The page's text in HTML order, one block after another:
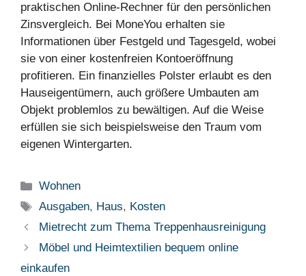
praktischen Online-Rechner für den persönlichen
Zinsvergleich. Bei MoneYou erhalten sie
Informationen über Festgeld und Tagesgeld, wobei
sie von einer kostenfreien Kontoeröffnung
profitieren. Ein finanzielles Polster erlaubt es den
Hauseigentümern, auch größere Umbauten am
Objekt problemlos zu bewältigen. Auf die Weise
erfüllen sie sich beispielsweise den Traum vom
eigenen Wintergarten.
Kategorien
Wohnen
Schlagwörter
Ausgaben, Haus, Kosten
Mietrecht zum Thema Treppenhausreinigung
Möbel und Heimtextilien bequem online
einkaufen